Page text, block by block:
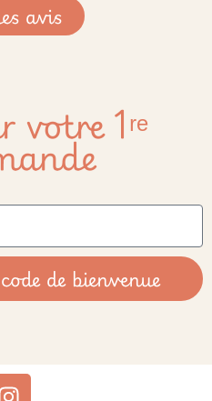
avis
1ʳᵉ
de bienvenue